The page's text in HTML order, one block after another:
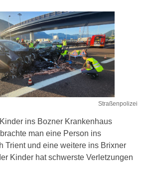
Straßenpolizei
ins Bozner Krankenhaus
man eine Person ins
Trient und eine weitere ins Brixner
Kinder hat schwerste Verletzungen